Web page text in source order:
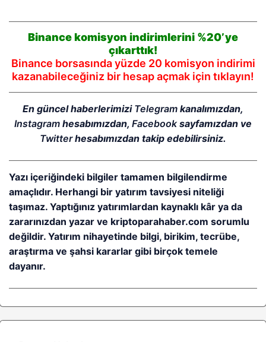
Binance komisyon indirimlerini %20’ye
çıkarttık!
Binance borsasında yüzde 20 komisyon indirimi
kazanabileceğiniz bir hesap açmak için tıklayın!
En güncel haberlerimizi Telegram kanalımızdan,
Instagramhesabımızdan, Facebooksayfamızdan ve
Twitterhesabımızdan takip edebilirsiniz.
Yazı içeriğindeki bilgiler tamamen bilgilendirme
amaçlıdır. Herhangi bir yatırım tavsiyesi niteliği
taşımaz. Yaptığınız yatırımlardan kaynaklı kâr ya da
zararınızdan yazar ve kriptoparahaber.com sorumlu
değildir. Yatırım nihayetinde bilgi, birikim, tecrübe,
araştırma ve şahsi kararlar gibi birçok temele
dayanır.